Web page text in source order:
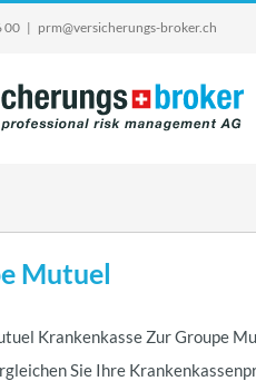
00 | prm@versicherungs-broker.ch
Mutuel
Krankenkasse Zur Groupe
Sie Ihre